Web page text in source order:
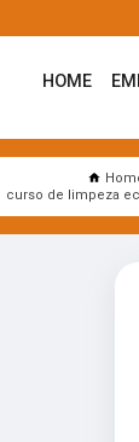
HOME
curso de limpeza